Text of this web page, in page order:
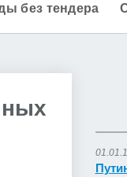
без тендера